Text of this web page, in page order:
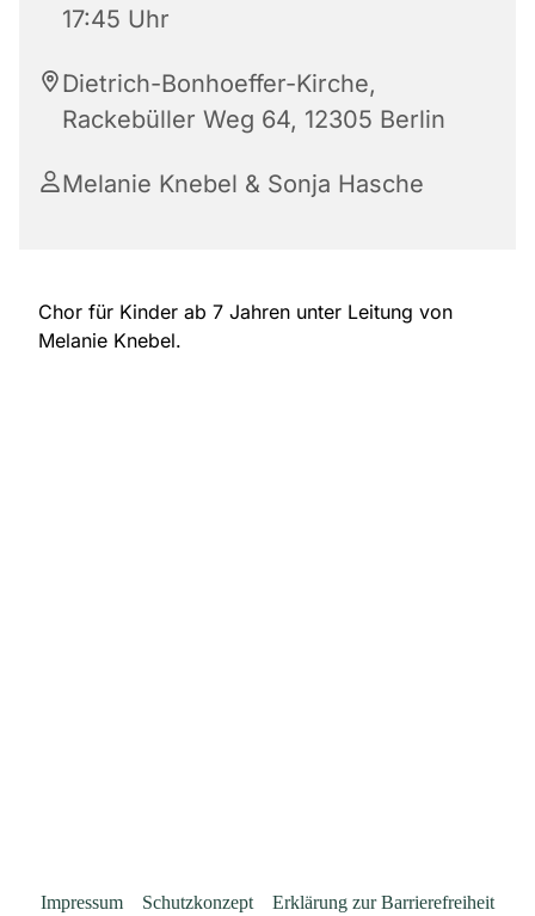
17:45 Uhr
Dietrich-Bonhoeffer-Kirche,
Rackebüller Weg 64, 12305 Berlin
Melanie Knebel & Sonja Hasche
Chor für Kinder ab 7 Jahren unter Leitung von
Melanie Knebel.
Impressum Schutzkonzept Erklärung zur Barrierefreiheit